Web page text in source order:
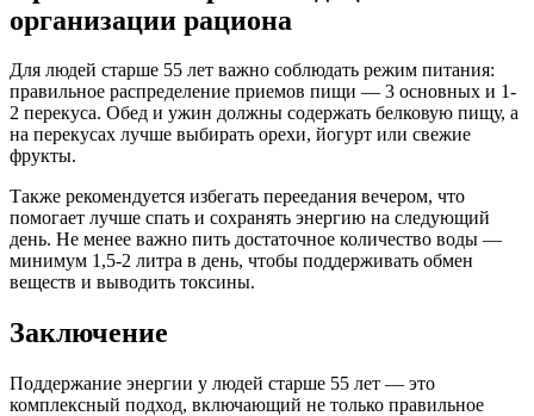
организации рациона
Для людей старше 55 лет важно соблюдать режим питания:
правильное распределение приемов пищи — 3 основных и 1-
2 перекуса. Обед и ужин должны содержать белковую пищу, а
на перекусах лучше выбирать орехи, йогурт или свежие
фрукты.
Также рекомендуется избегать переедания вечером, что
помогает лучше спать и сохранять энергию на следующий
день. Не менее важно пить достаточное количество воды —
минимум 1,5-2 литра в день, чтобы поддерживать обмен
веществ и выводить токсины.
Заключение
Поддержание энергии у людей старше 55 лет — это
комплексный подход, включающий не только правильное